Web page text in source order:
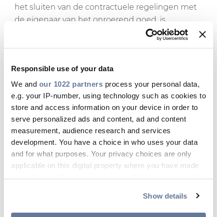
Responsible use of your data
We and our 1022 partners process your personal data,
e.g. your IP-number, using technology such as cookies to
store and access information on your device in order to
serve personalized ads and content, ad and content
measurement, audience research and services
development. You have a choice in who uses your data
and for what purposes. Your privacy choices are only
applicable on this digital property where you have made
your choices. You can change or withdraw your consent
Show details
het sluiten van de contractuele regelingen met
de eigenaar van het onroerend goed, is
Prysmian van plan een ultramoderne
de locatie van de voormalige kolengestookte
elektriciteitscentrale van 1.600 MW in Somerset.
Beide prijzen voor kabelleveringen zijn
afhankelijk van de afronding van de plannen van
Prysmian om zijn voetafdruk te lokaliseren.
De onderzeese kabels zullen naar verwachting
worden geproduceerd in de nieuwe fabriek in
Massachusetts (VS), evenals in Arco Felice en
De levering en ingebruikname van de
exportkabels staan gepland voor 2027.